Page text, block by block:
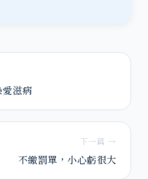
滋病
下一篇 →
不繳罰單，小心虧很大